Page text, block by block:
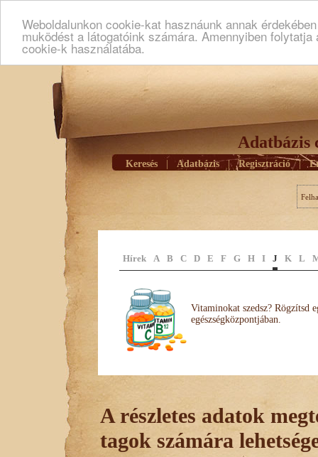
Weboldalunkon cookie-kat hasznáunk annak
muködést a látogatóink számára. Amennyiben
cookie-k használatába.
Adatbázis
Keresés Adatbázis | Regisztráció |
Hírek A B C D E F G H I J K L
Vitaminokat szedsz? Rögzítsd
egészségközpontjában.
A részletes adatok
tagok számára